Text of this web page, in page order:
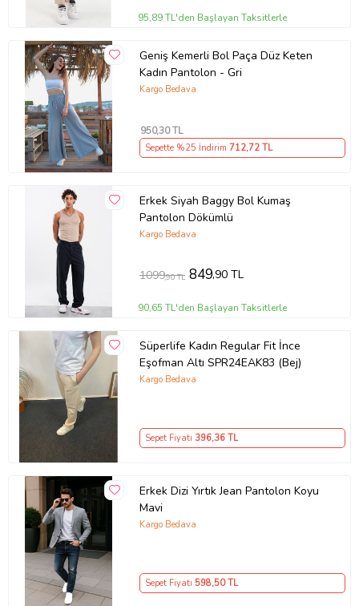
95,89 TL'den Başlayan Taksitlerle
Geniş Kemerli Bol Paça Düz Keten
Kadın Pantolon - Gri
Kargo Bedava
950,30 TL
Sepette %25 İndirim 712,72 TL
Erkek Siyah Baggy Bol Kumaş
Pantolon Dökümlü
Kargo Bedava
1099,90 TL 849,90 TL
90,65 TL'den Başlayan Taksitlerle
Süperlife Kadın Regular Fit İnce
Eşofman Altı SPR24EAK83 (Bej)
Kargo Bedava
Sepet Fiyatı 396,36 TL
Erkek Dizi Yırtık Jean Pantolon Koyu
Mavi
Kargo Bedava
Sepet Fiyatı 598,50 TL